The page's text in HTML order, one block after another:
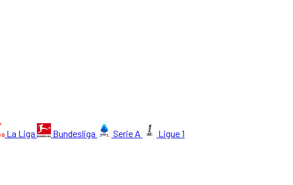
La Liga Bundesliga Serie A
Ligue 1